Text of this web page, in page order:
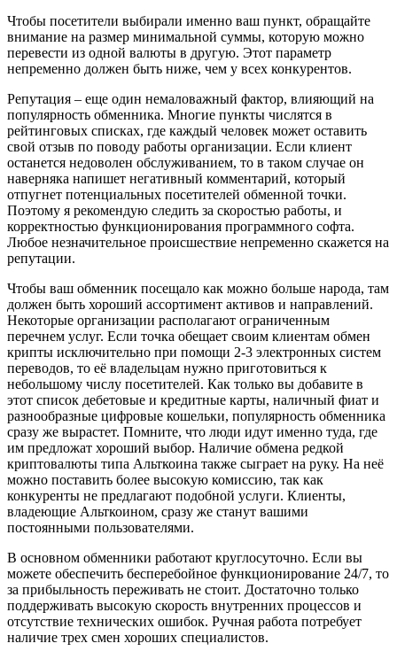
Чтобы посетители выбирали именно ваш пункт, обращайте
внимание на размер минимальной суммы, которую можно
перевести из одной валюты в другую. Этот параметр
непременно должен быть ниже, чем у всех конкурентов.
Репутация – еще один немаловажный фактор, влияющий на
популярность обменника. Многие пункты числятся в
рейтинговых списках, где каждый человек может оставить
свой отзыв по поводу работы организации. Если клиент
останется недоволен обслуживанием, то в таком случае он
наверняка напишет негативный комментарий, который
отпугнет потенциальных посетителей обменной точки.
Поэтому я рекомендую следить за скоростью работы, и
корректностью функционирования программного софта.
Любое незначительное происшествие непременно скажется на
репутации.
Чтобы ваш обменник посещало как можно больше народа, там
должен быть хороший ассортимент активов и направлений.
Некоторые организации располагают ограниченным
перечнем услуг. Если точка обещает своим клиентам обмен
крипты исключительно при помощи 2-3 электронных систем
переводов, то её владельцам нужно приготовиться к
небольшому числу посетителей. Как только вы добавите в
этот список дебетовые и кредитные карты, наличный фиат и
разнообразные цифровые кошельки, популярность обменника
сразу же вырастет. Помните, что люди идут именно туда, где
им предложат хороший выбор. Наличие обмена редкой
криптовалюты типа Альткоина также сыграет на руку. На неё
можно поставить более высокую комиссию, так как
конкуренты не предлагают подобной услуги. Клиенты,
владеющие Альткоином, сразу же станут вашими
постоянными пользователями.
В основном обменники работают круглосуточно. Если вы
можете обеспечить бесперебойное функционирование 24/7, то
за прибыльность переживать не стоит. Достаточно только
поддерживать высокую скорость внутренних процессов и
отсутствие технических ошибок. Ручная работа потребует
наличие трех смен хороших специалистов.